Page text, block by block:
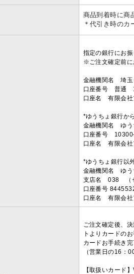
商品到着時に商
＊代引き時のカ
指定の銀行にお
※ご注文確定前に
金融機関名 埼
口座番号 普通
口座名 有限会社
*ゆうちょ銀行か
金融機関名 ゆう
口座番号
口座名 有限会社
*ゆうちょ銀行以
金融機関名 ゆう
支店名 038 （ゼ
口座番号
口座名 有限会社
ご注文確定後、
トよりカードの
カードお手続き
（営業日の16：
【取扱いカード